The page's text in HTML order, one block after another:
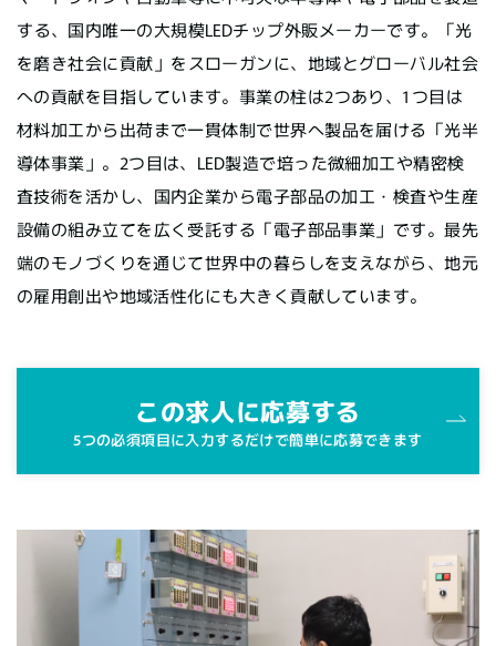
する、国内唯一の大規模LEDチップ外販メーカーです。「光
を磨き社会に貢献」をスローガンに、地域とグローバル社会
への貢献を目指しています。事業の柱は2つあり、1つ目は
材料加工から出荷まで一貫体制で世界へ製品を届ける「光半
導体事業」。2つ目は、LED製造で培った微細加工や精密検
査技術を活かし、国内企業から電子部品の加工・検査や生産
設備の組み立てを広く受託する「電子部品事業」です。最先
端のモノづくりを通じて世界中の暮らしを支えながら、地元
の雇用創出や地域活性化にも大きく貢献しています。
この求人に応募する
5つの必須項目に入力するだけで簡単に応募できます